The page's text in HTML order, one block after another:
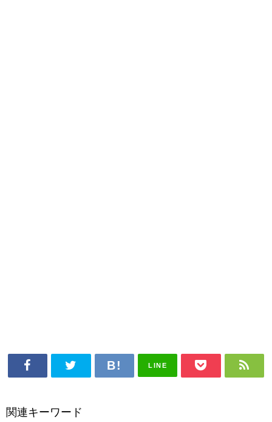
LINE
関連キーワード